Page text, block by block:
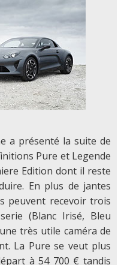
a présenté la suite de
Pure et Legende
Edition dont il reste
En plus de jantes
peuvent recevoir trois
(Blanc Irisé, Bleu
très utile caméra de
La Pure se veut plus
à 54 700 € tandis